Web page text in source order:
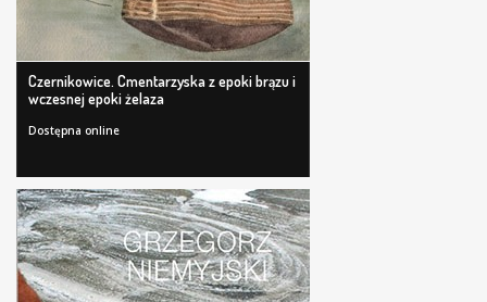
Czernikowice. Cmentarzyska z epoki brązu i
wczesnej epoki żelaza
Dostępna online